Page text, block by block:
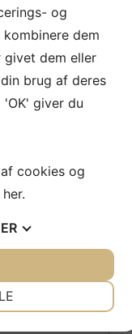
*
og
dem
givet dem eller
brug af deres
giver du
cookies og
her.